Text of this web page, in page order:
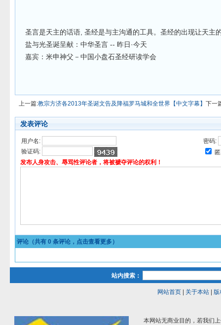
圣言是天主的话语, 圣经是与主沟通的工具。圣经的出现让天主
盐与光圣诞呈献：中华圣言 -- 昨日·今天
嘉宾：米申神父－中国小盘石圣经研读学会
上一篇:教宗方济各2013年圣诞文告及降福罗马城和全世界【中文字幕】 下一
发表评论
用户名:
密码:
验证码:
发布人身攻击、辱骂性评论者，将被褫夺评论的权利！
评论（共有 0 条评论，点击查看更多）
站内搜索：
网站首页| 关于本站| 版
本网站无商业目的，若我们